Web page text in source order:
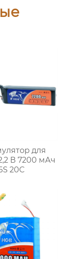
для
В 7200 мАч
20C